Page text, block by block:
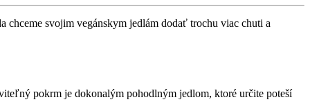
chceme svojim vegánskym jedlám dodať trochu viac chuti a
pokrm je dokonalým pohodlným jedlom, ktoré určite poteší